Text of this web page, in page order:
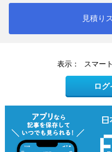
見積り
表示： スマー
ログ